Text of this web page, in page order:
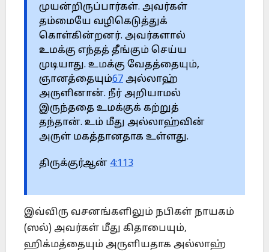
முயன்றிருப்பார்கள். அவர்கள்
தம்மையே வழிகெடுத்துக்
கொள்கின்றனர். அவர்களால்
உமக்கு எந்தத் தீங்கும் செய்ய
முடியாது. உமக்கு வேதத்தையும்,
ஞானத்தையும்67 அல்லாஹ்
அருளினான். நீர் அறியாமல்
இருந்ததை உமக்குக் கற்றுத்
தந்தான். உம் மீது அல்லாஹ்வின்
அருள் மகத்தானதாக உள்ளது.
திருக்குர்ஆன் 4:113
இவ்விரு வசனங்களிலும் நபிகள் நாயகம்
(ஸல்) அவர்கள் மீது கிதாபையும்,
ஹிக்மத்தையும் அருளியதாக அல்லாஹ்